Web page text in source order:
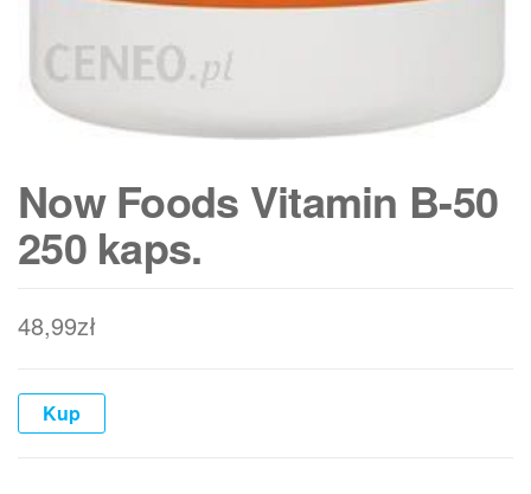
Now Foods Vitamin B-50
250 kaps.
48,99zł
Kup